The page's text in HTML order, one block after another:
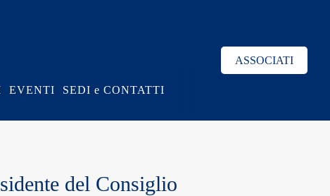
EVENTI SEDI e CONTATTI
ASSOCIATI
del Consiglio